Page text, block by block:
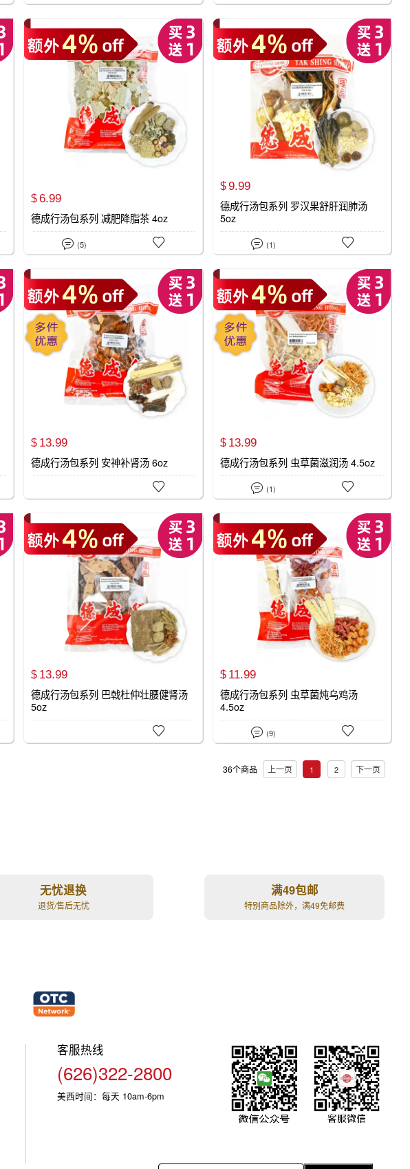
$ 6.99
德成行汤包系列 减肥降脂茶 4oz
 (5) 
$9.99
德成行汤包系列 罗汉果舒肝润肺汤
5oz
 (1) 
$ 13.99
德成行汤包系列 安神补肾汤 6oz

$ 13.99
德成行汤包系列 虫草菌滋润汤 4.5oz
 (1) 
$ 13.99
德成行汤包系列 巴戟杜仲壮腰健肾汤
5oz

$ 11.99
德成行汤包系列 虫草菌炖乌鸡汤
4.5oz
 (9) 
36个商品 上一页 1 2 下一页
无忧退换
退货/售后无忧
满49包邮
特别商品除外，满49免邮费
客服热线
(626)322-2800
美西时间： 每天 10am-6pm